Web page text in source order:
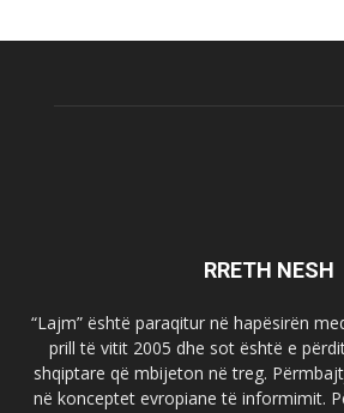
RRETH NESH
“Lajm” është paraqitur në hapësirën
prill të vitit 2005 dhe sot është e
shqiptare që mbijeton në treg.
në konceptet evropiane të informimit.